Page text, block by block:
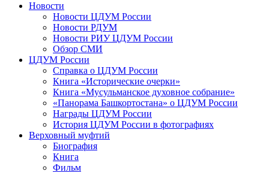
Новости
Новости ЦДУМ России
Новости РДУМ
Новости РИУ ЦДУМ России
Обзор СМИ
ЦДУМ России
Справка о ЦДУМ России
Книга «Исторические очерки»
Книга «Мусульманское духовное собрание»
«Панорама Башкортостана» о ЦДУМ России
Награды ЦДУМ России
История ЦДУМ России в фотографиях
Верховный муфтий
Биография
Книга
Фильм